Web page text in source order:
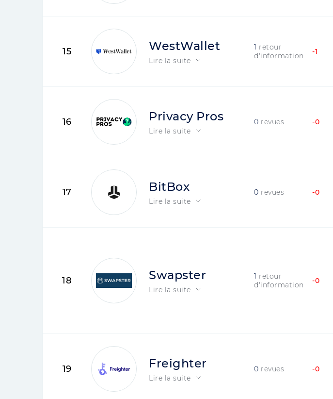
15 WestWallet
Lire la suite
1 retour
d'information
-1
16 Privacy Pros
Lire la suite
0 revues -0
17 BitBox
Lire la suite
0 revues -0
18 Swapster
Lire la suite
1 retour
d'information
-0
19 Freighter
Lire la suite
0 revues -0